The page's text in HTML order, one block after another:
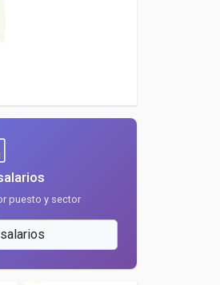
puesto y sector